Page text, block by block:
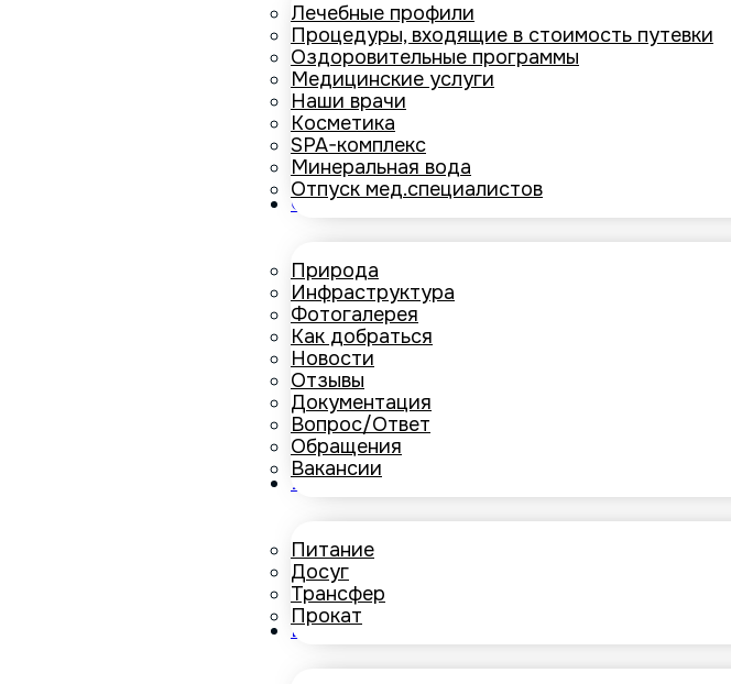
Лечебные профили
Процедуры, входящие в стоимость путевки
Оздоровительные программы
Медицинские услуги
Наши врачи
Косметика
SPA-комплекс
Минеральная вода
Отпуск мед.специалистов
О санатории
Природа
Инфраструктура
Фотогалерея
Как добраться
Новости
Отзывы
Документация
Вопрос/Ответ
Обращения
Вакансии
Услуги
Питание
Досуг
Трансфер
Прокат
Цены